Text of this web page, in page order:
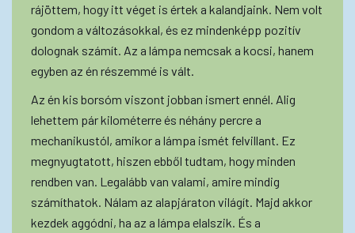
rájöttem, hogy itt véget is értek a kalandjaink. Nem volt
gondom a változásokkal, és ez mindenképp pozitív
dolognak számít. Az a lámpa nemcsak a kocsi, hanem
egyben az én részemmé is vált.
Az én kis borsóm viszont jobban ismert ennél. Alig
lehettem pár kilométerre és néhány percre a
mechanikustól, amikor a lámpa ismét felvillant. Ez
megnyugtatott, hiszen ebből tudtam, hogy minden
rendben van. Legalább van valami, amire mindig
számíthatok. Nálam az alapjáraton világít. Majd akkor
kezdek aggódni, ha az a lámpa elalszik. És a